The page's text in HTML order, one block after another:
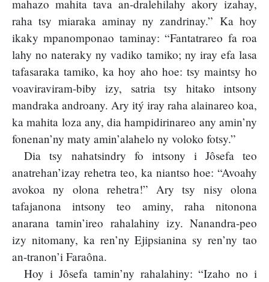
mahazo mahita tava an-dralehilahy akory izahay,
raha tsy miaraka aminay ny zandrinay.” Ka hoy
ikaky mpanomponao taminay: “Fantatrareo fa roa
lahy no nateraky ny vadiko tamiko; ny iray efa lasa
tafasaraka tamiko, ka hoy aho hoe: tsy maintsy ho
voaviraviram-biby izy, satria tsy hitako intsony
mandraka androany. Ary itý iray raha alainareo koa,
ka mahita loza any, dia hampidirinareo any amin’ny
fonenan’ny maty amin’alahelo ny voloko fotsy.”
Dia tsy nahatsindry fo intsony i Jôsefa teo
anatrehan’izay rehetra teo, ka niantso hoe: “Avoahy
avokoa ny olona rehetra!” Ary tsy nisy olona
tafajanona intsony teo aminy, raha nitonona
anarana tamin’ireo rahalahiny izy. Nanandra-peo
izy nitomany, ka ren’ny Ejipsianina sy ren’ny tao
an-tranon’i Faraôna.
Hoy i Jôsefa tamin’ny rahalahiny: “Izaho no i